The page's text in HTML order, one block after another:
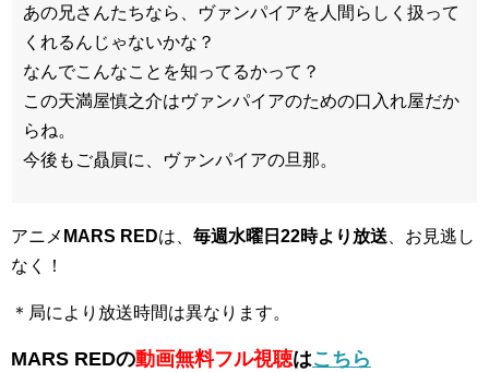
あの兄さんたちなら、ヴァンパイアを人間らしく扱って
くれるんじゃないかな？
なんでこんなことを知ってるかって？
この天満屋慎之介はヴァンパイアのための口入れ屋だか
らね。
今後もご贔屓に、ヴァンパイアの旦那。
アニメ MARS REDは、 毎週水曜日22時より放送 、お見逃し
なく！
＊局により放送時間は異なります。
MARS REDの動画無料フル視聴はこちら